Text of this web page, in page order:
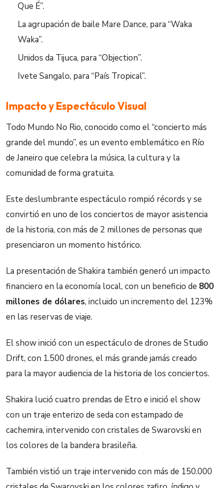
Que É”.
La agrupación de baile Mare Dance, para “Waka
Waka”.
Unidos da Tijuca, para “Objection”.
Ivete Sangalo, para “País Tropical”.
Impacto y Espectáculo Visual
Todo Mundo No Rio, conocido como el “concierto más
grande del mundo”, es un evento emblemático en Río
de Janeiro que celebra la música, la cultura y la
comunidad de forma gratuita.
Este deslumbrante espectáculo rompió récords y se
convirtió en uno de los conciertos de mayor asistencia
de la historia, con más de 2 millones de personas que
presenciaron un momento histórico.
La presentación de Shakira también generó un impacto
financiero en la economía local, con un beneficio de 800
millones de dólares, incluido un incremento del 123%
en las reservas de viaje.
El show inició con un espectáculo de drones de Studio
Drift, con 1.500 drones, el más grande jamás creado
para la mayor audiencia de la historia de los conciertos.
Shakira lució cuatro prendas de Etro e inició el show
con un traje enterizo de seda con estampado de
cachemira, intervenido con cristales de Swarovski en
los colores de la bandera brasileña.
También vistió un traje intervenido con más de 150.000